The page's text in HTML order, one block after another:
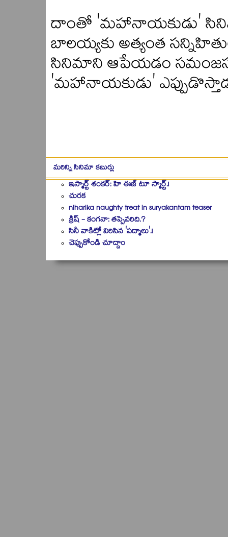
దాంతో 'మహానాయకుడు'
బాలయ్యకు అత్యంత
సినిమాని ఆపేయడం
'మహానాయకుడు'
మరిన్ని సినిమా కబుర్లు
ఇస్మార్ట్‌ శంకర్‌: హి ఈజ్‌ టూ స్మార్ట్‌.!
చురక
niharika naughty treat in suryakantam teaser
క్రిష్‌ - కంగనా: తప్పెవరిది.?
సినీ వాకిట్లో విరిసిన 'పద్మాలు'.!
చెప్పుకోండి చూద్దాం